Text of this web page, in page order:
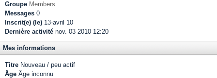
Groupe Members
Messages 0
Inscrit(e) (le) 13-avril 10
Dernière activité nov. 03 2010 12:20
Mes informations
Titre Nouveau / peu actif
Âge Âge inconnu